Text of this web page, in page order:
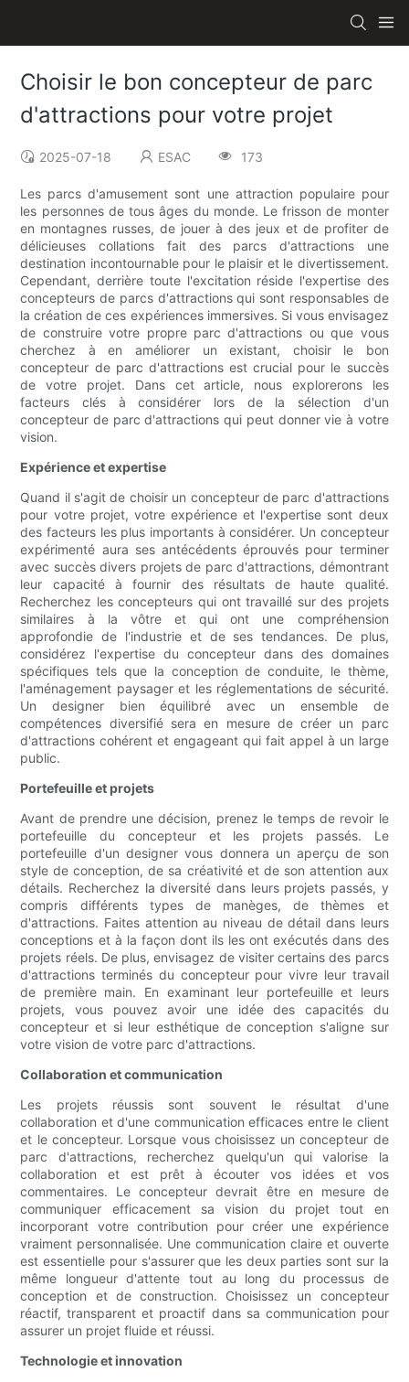
Choisir le bon concepteur de parc
d'attractions pour votre projet
2025-07-18 ESAC 173
Les parcs d'amusement sont une attraction populaire pour
les personnes de tous âges du monde. Le frisson de monter
en montagnes russes, de jouer à des jeux et de profiter de
délicieuses collations fait des parcs d'attractions une
destination incontournable pour le plaisir et le divertissement.
Cependant, derrière toute l'excitation réside l'expertise des
concepteurs de parcs d'attractions qui sont responsables de
la création de ces expériences immersives. Si vous envisagez
de construire votre propre parc d'attractions ou que vous
cherchez à en améliorer un existant, choisir le bon
concepteur de parc d'attractions est crucial pour le succès
de votre projet. Dans cet article, nous explorerons les
facteurs clés à considérer lors de la sélection d'un
concepteur de parc d'attractions qui peut donner vie à votre
vision.
Expérience et expertise
Quand il s'agit de choisir un concepteur de parc d'attractions
pour votre projet, votre expérience et l'expertise sont deux
des facteurs les plus importants à considérer. Un concepteur
expérimenté aura ses antécédents éprouvés pour terminer
avec succès divers projets de parc d'attractions, démontrant
leur capacité à fournir des résultats de haute qualité.
Recherchez les concepteurs qui ont travaillé sur des projets
similaires à la vôtre et qui ont une compréhension
approfondie de l'industrie et de ses tendances. De plus,
considérez l'expertise du concepteur dans des domaines
spécifiques tels que la conception de conduite, le thème,
l'aménagement paysager et les réglementations de sécurité.
Un designer bien équilibré avec un ensemble de
compétences diversifié sera en mesure de créer un parc
d'attractions cohérent et engageant qui fait appel à un large
public.
Portefeuille et projets
Avant de prendre une décision, prenez le temps de revoir le
portefeuille du concepteur et les projets passés. Le
portefeuille d'un designer vous donnera un aperçu de son
style de conception, de sa créativité et de son attention aux
détails. Recherchez la diversité dans leurs projets passés, y
compris différents types de manèges, de thèmes et
d'attractions. Faites attention au niveau de détail dans leurs
conceptions et à la façon dont ils les ont exécutés dans des
projets réels. De plus, envisagez de visiter certains des parcs
d'attractions terminés du concepteur pour vivre leur travail
de première main. En examinant leur portefeuille et leurs
projets, vous pouvez avoir une idée des capacités du
concepteur et si leur esthétique de conception s'aligne sur
votre vision de votre parc d'attractions.
Collaboration et communication
Les projets réussis sont souvent le résultat d'une
collaboration et d'une communication efficaces entre le client
et le concepteur. Lorsque vous choisissez un concepteur de
parc d'attractions, recherchez quelqu'un qui valorise la
collaboration et est prêt à écouter vos idées et vos
commentaires. Le concepteur devrait être en mesure de
communiquer efficacement sa vision du projet tout en
incorporant votre contribution pour créer une expérience
vraiment personnalisée. Une communication claire et ouverte
est essentielle pour s'assurer que les deux parties sont sur la
même longueur d'attente tout au long du processus de
conception et de construction. Choisissez un concepteur
réactif, transparent et proactif dans sa communication pour
assurer un projet fluide et réussi.
Technologie et innovation